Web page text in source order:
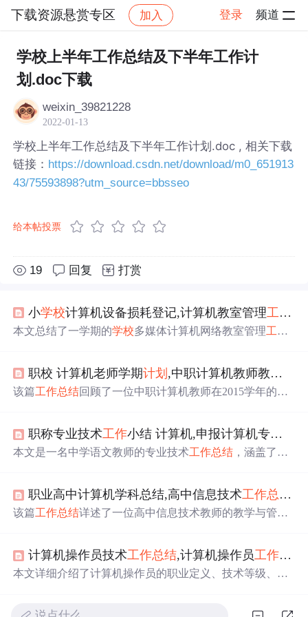
下载资源悬赏专区 加入 登录 频道
社区 下载资源悬赏专区 帖子详情
学校上半年工作总结及下半年工作计
划.doc下载
weixin_39821228
2022-01-13
学校上半年工作总结及下半年工作计划.doc , 相关下载
链接： https://download.csdn.net/download/m0_651913
43/75593898?utm_source=bbsseo
给本帖投票
19 回复 打赏
小学校计算机设备损耗登记,计算机教室管理工作
本文总结了一学期的学校多媒体计算机网络教室管理工作
及对下学期设备维护的建议。
职校 计算机老师学期计划 ,中职计算机教师教学
该篇工作总结回顾了一位中职计算机教师在2015学年的教
心”的教育理念，注重课堂互动和学生个性化发展。在教学
中，教师采用愉快式教学法，关注学生个体差异，加强实
职称专业技术工作小结 计算机,申报计算机专业中级职称任职来专业技术
本文是一名中学语文教师的专业技术工作总结 ，涵盖了教
并积极推广传统文化知识，如干支纪年法、荔浦方言等。
同时，积极参与学校教育教学改革，通过课外实践活动提
职业高中计算机学科总结,高中信息技术工作总结
该篇工作总结详述了一位高中信息技术教师的教学与管理
师积极参与各项教育活动，如高考报名、安全知识竞赛
等，同时关注学生在线行为，确保教学资源的合理使用。
计算机操作员技术工作总结,计算机操作员工作总结
本文详细介绍了计算机操作员的职业定义、技术等级、申